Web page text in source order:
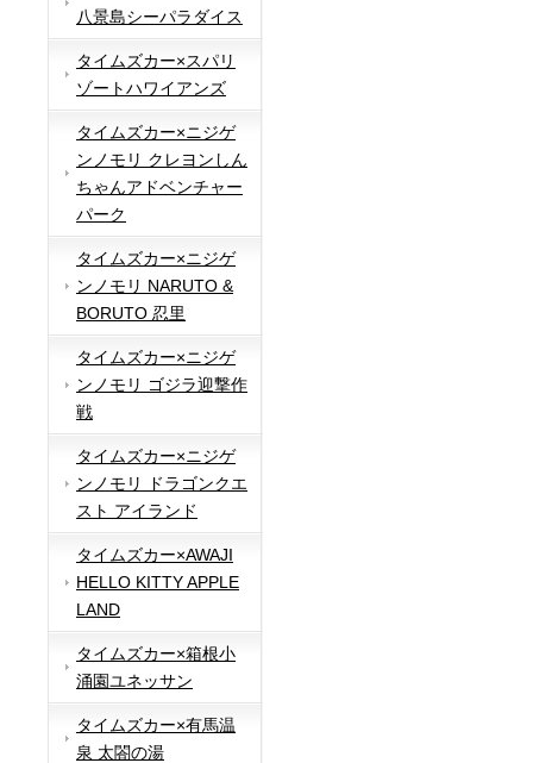
八景島シーパラダイス
タイムズカー×スパリ
ゾートハワイアンズ
タイムズカー×ニジゲ
ンノモリ クレヨンしん
ちゃんアドベンチャー
パーク
タイムズカー×ニジゲ
ンノモリ NARUTO &
BORUTO 忍里
タイムズカー×ニジゲ
ンノモリ ゴジラ迎撃作
戦
タイムズカー×ニジゲ
ンノモリ ドラゴンクエ
スト アイランド
タイムズカー×AWAJI
HELLO KITTY APPLE
LAND
タイムズカー×箱根小
涌園ユネッサン
タイムズカー×有馬温
泉 太閤の湯